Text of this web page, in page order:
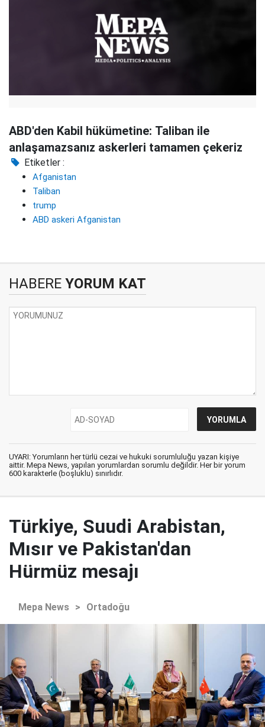
ABD'den Kabil hükümetine: Taliban ile
anlaşamazsanız askerleri tamamen çekeriz
Etiketler :
Afganistan
Taliban
trump
ABD askeri Afganistan
HABERE YORUM KAT
UYARI: Yorumların her türlü cezai ve hukuki sorumluluğu yazan kişiye
aittir. Mepa News, yapılan yorumlardan sorumlu değildir. Her bir yorum
600 karakterle (boşluklu) sınırlıdır.
Türkiye, Suudi Arabistan,
Mısır ve Pakistan'dan
Hürmüz mesajı
Mepa News > Ortadoğu